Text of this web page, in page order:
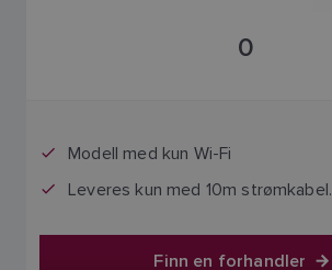
0
Modell med kun Wi-Fi
Leveres kun med 10m strømkabel.
Finn en forhandler